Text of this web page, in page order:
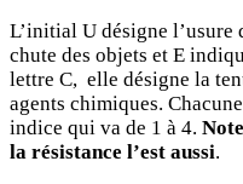
L’initial U désigne l’usure
chute des objets et E
lettre C, elle désigne la
agents chimiques.
indice qui va de 1 à 4.
la résistance l’est aussi.